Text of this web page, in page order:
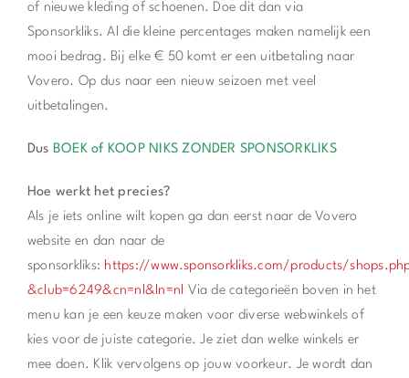
of nieuwe kleding of schoenen. Doe dit dan via
Sponsorkliks. Al die kleine percentages maken namelijk een
mooi bedrag. Bij elke € 50 komt er een uitbetaling naar
Vovero. Op dus naar een nieuw seizoen met veel
uitbetalingen.
Dus BOEK of KOOP NIKS ZONDER SPONSORKLIKS
Hoe werkt het precies?
Als je iets online wilt kopen ga dan eerst naar de Vovero
website en dan naar de
sponsorkliks: https://www.sponsorkliks.com/products/
&club=6249&cn=nl&ln=nl Via de categorieën boven in het
menu kan je een keuze maken voor diverse webwinkels of
kies voor de juiste categorie. Je ziet dan welke winkels er
mee doen. Klik vervolgens op jouw voorkeur. Je wordt dan